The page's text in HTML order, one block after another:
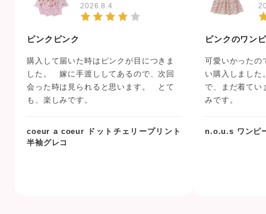
2026.8.4
ピンクピンク
購入して届いた時はピンクが目につきま
した。 嫁に手渡ししてあるので、次回
会った時は見られると思います。 とて
も、楽しみです。
coeur a coeur ドットチェリープリント
半袖グレコ
ピンクのワン
可愛いかったの
い購入しまし
で、まだ着て
みです。
n.o.u.s ワンピ